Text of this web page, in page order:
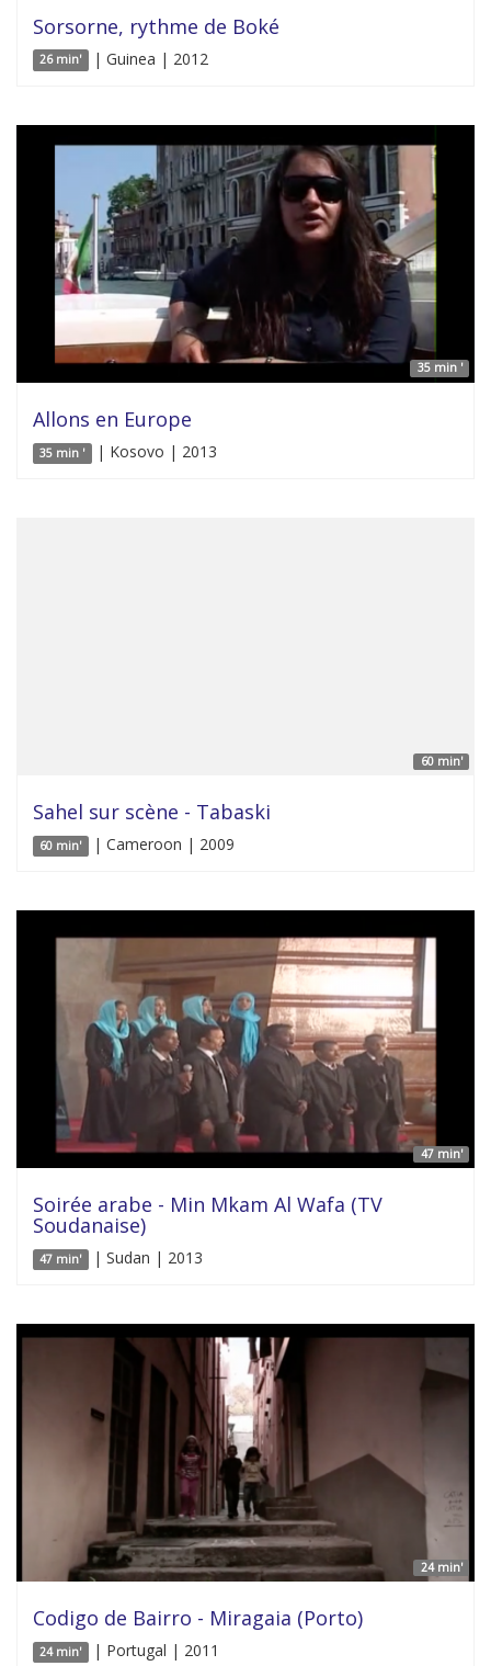
Sorsorne, rythme de Boké
26 min' | Guinea | 2012
35 min '
Allons en Europe
35 min ' | Kosovo | 2013
60 min'
Sahel sur scène - Tabaski
60 min' | Cameroon | 2009
47 min'
Soirée arabe - Min Mkam Al Wafa (TV
Soudanaise)
47 min' | Sudan | 2013
24 min'
Codigo de Bairro - Miragaia (Porto)
24 min' | Portugal | 2011